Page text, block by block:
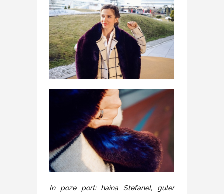
In poze port: haina Stefanel, guler